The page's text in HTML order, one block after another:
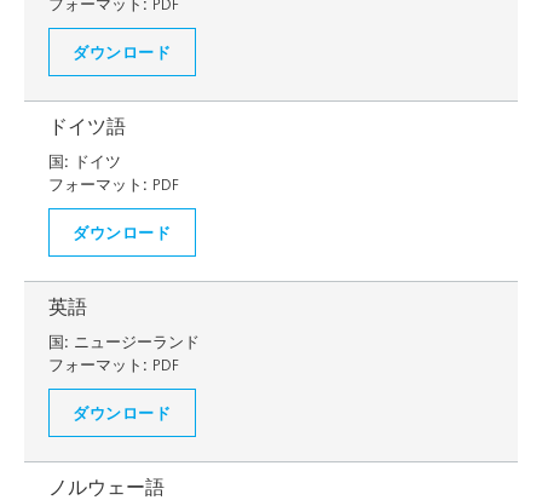
ダウンロード
ドイツ語
国: ドイツ
フォーマット: PDF
ダウンロード
英語
国: ニュージーランド
フォーマット: PDF
ダウンロード
ノルウェー語